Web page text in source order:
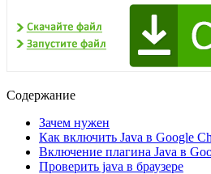
Содержание
Зачем нужен
Как включить Java в Google
Включение плагина Java в
Проверить java в браузере